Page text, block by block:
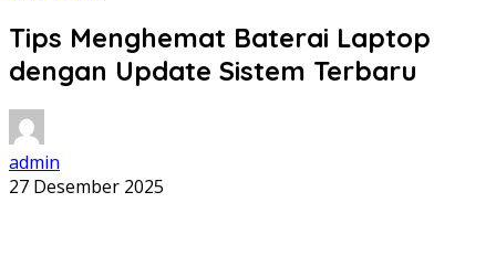
Tips Menghemat Baterai Laptop
dengan Update Sistem Terbaru
admin
27 Desember 2025